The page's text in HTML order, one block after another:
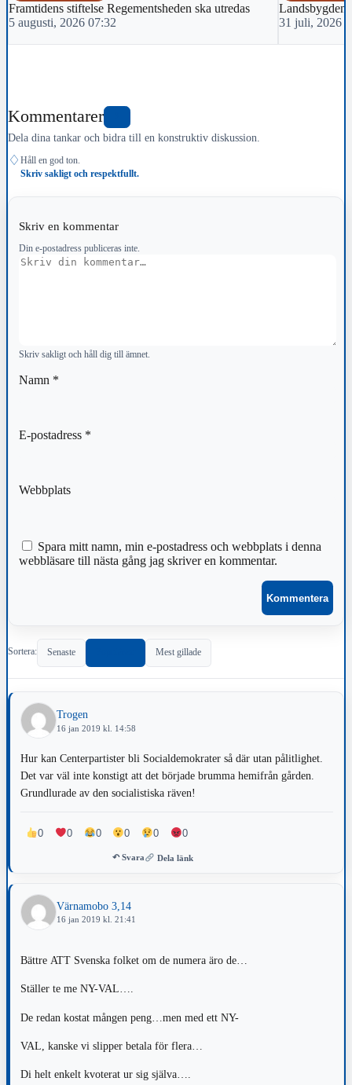
Framtidens stiftelse Regementsheden ska utredas
5 augusti, 2026 07:32
Landsbygden
31 juli, 2026
Kommentarer
Dela dina tankar och bidra till en konstruktiv diskussion.
♢ Håll en god ton.
Skriv sakligt och respektfullt.
Skriv en kommentar
Din e-postadress publiceras inte.
Kommentar
Skriv sakligt och håll dig till ämnet.
Namn *
E-postadress *
Webbplats
Spara mitt namn, min e-postadress och webbplats i denna
webbläsare till nästa gång jag skriver en kommentar.
Sortera: Senaste Mest gillade
Trogen
16 jan 2019 kl. 14:58
Hur kan Centerpartister bli Socialdemokrater så där utan pålitlighet.
Det var väl inte konstigt att det började brumma hemifrån gården.
Grundlurade av den socialistiska räven!
0 0 0 0 0 0
↶ Svara Dela länk
Värnamobo 3,14
16 jan 2019 kl. 21:41
Bättre ATT Svenska folket om de numera äro de…
Ställer te me NY-VAL….
De redan kostat mången peng…men med ett NY-
VAL, kanske vi slipper betala för flera…
Di helt enkelt kvoterat ur sig själva….